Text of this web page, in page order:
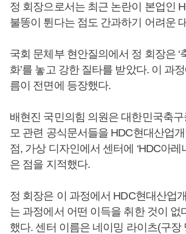
정 회장으로서는 최근 논란이 본업인
불똥이 튄다는 점도 간과하기 어려운
국회 문체부 현안질의에서 정 회장은 ‘
화’를 놓고 강한 질타를 받았다. 이 과
름이 전면에 등장했다.
배현진 국민의힘 의원은 대한민국축
모 관련 공식문서들을 HDC현대산업
점, 가상 디자인에서 센터에 ‘HDC아레
은 점을 지적했다.
정 회장은 이 과정에서 HDC현대산업
는 과정에서 어떤 이득을 취한 것이 없
했다. 센터 이름은 네이밍 라이츠(구장